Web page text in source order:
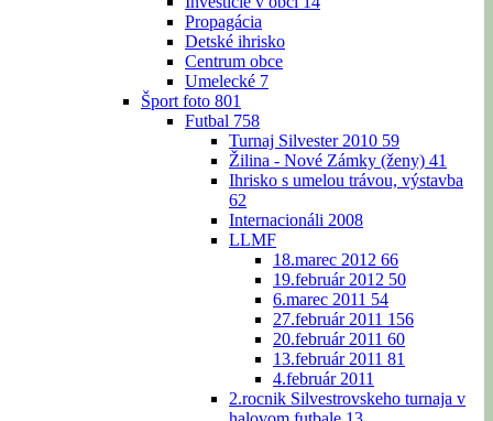
Propagácia
Detské ihrisko
Centrum obce
Umelecké 7
Šport foto 801
Futbal 758
Turnaj Silvester 2010 59
Žilina - Nové Zámky (ženy) 41
Ihrisko s umelou trávou, výstavba
62
Internacionáli 2008
LLMF
18.marec 2012 66
19.február 2012 50
6.marec 2011 54
27.február 2011 156
20.február 2011 60
13.február 2011 81
4.február 2011
2.rocnik Silvestrovskeho turnaja v